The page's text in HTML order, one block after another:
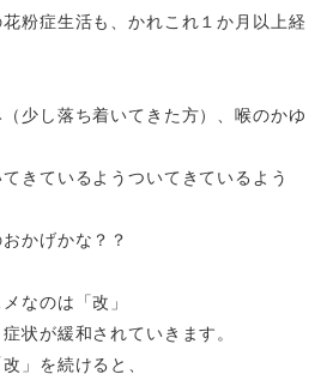
粉症生活も、かれこれ１か月以上経
少し落ち着いてきた方）、喉のかゆ
きているようついてきているよう
かげかな？？
なのは「改」
状が緩和されていきます。
」を続けると、